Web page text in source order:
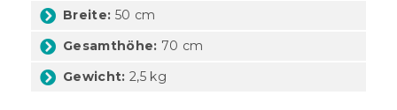
Breite: 50 cm
Gesamthöhe: 70 cm
Gewicht: 2,5 kg